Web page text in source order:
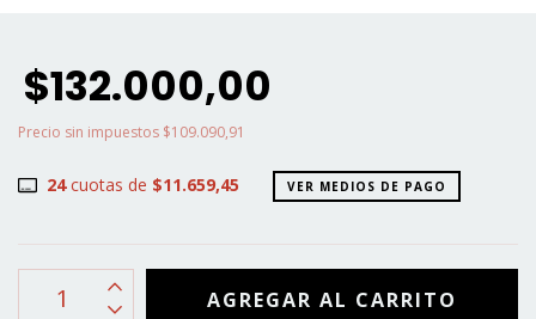
$132.000,00
Precio sin impuestos $109.090,91
24cuotas de $11.659,45 VER MEDIOS DE PAGO